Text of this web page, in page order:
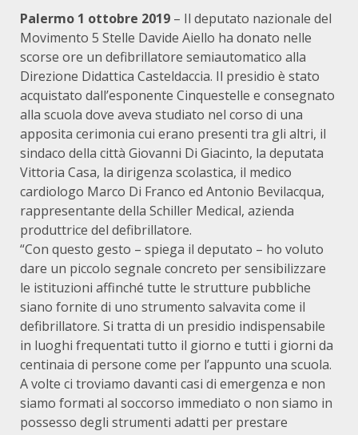
Palermo 1 ottobre 2019 – Il deputato nazionale del
Movimento 5 Stelle Davide Aiello ha donato nelle
scorse ore un defibrillatore semiautomatico alla
Direzione Didattica Casteldaccia. Il presidio è stato
acquistato dall’esponente Cinquestelle e consegnato
alla scuola dove aveva studiato nel corso di una
apposita cerimonia cui erano presenti tra gli altri, il
sindaco della città Giovanni Di Giacinto, la deputata
Vittoria Casa, la dirigenza scolastica, il medico
cardiologo Marco Di Franco ed Antonio Bevilacqua,
rappresentante della Schiller Medical, azienda
produttrice del defibrillatore.
“Con questo gesto – spiega il deputato – ho voluto
dare un piccolo segnale concreto per sensibilizzare
le istituzioni affinché tutte le strutture pubbliche
siano fornite di uno strumento salvavita come il
defibrillatore. Si tratta di un presidio indispensabile
in luoghi frequentati tutto il giorno e tutti i giorni da
centinaia di persone come per l’appunto una scuola.
A volte ci troviamo davanti casi di emergenza e non
siamo formati al soccorso immediato o non siamo in
possesso degli strumenti adatti per prestare